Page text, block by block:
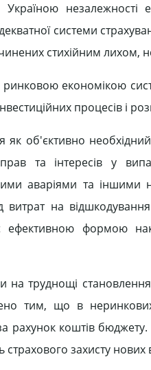
незалежності
системи
стихійним
ринковою економікою
інвестиційних процесів і
як об'єктивно
та інтересів у
аваріями та іншими
витрат на
формою
на труднощі
тим, що в неринкових
рахунок коштів бюджету.
страхового захисту